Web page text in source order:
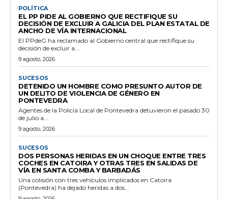
POLÍTICA
EL PP PIDE AL GOBIERNO QUE RECTIFIQUE SU
DECISIÓN DE EXCLUIR A GALICIA DEL PLAN ESTATAL DE
ANCHO DE VÍA INTERNACIONAL
El PPdeG ha reclamado al Gobierno central que rectifique su
decisión de excluir a...
9 agosto, 2026
SUCESOS
DETENIDO UN HOMBRE COMO PRESUNTO AUTOR DE
UN DELITO DE VIOLENCIA DE GÉNERO EN
PONTEVEDRA
Agentes de la Policía Local de Pontevedra detuvieron el pasado 30
de julio a...
9 agosto, 2026
SUCESOS
DOS PERSONAS HERIDAS EN UN CHOQUE ENTRE TRES
COCHES EN CATOIRA Y OTRAS TRES EN SALIDAS DE
VÍA EN SANTA COMBA Y BARBADÁS
Una colisión con tres vehículos implicados en Catoira
(Pontevedra) ha dejado heridas a dos...